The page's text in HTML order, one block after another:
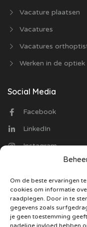
Om de beste ervaringen
cookies om informatie
raadplegen. Door in te
gegevens zoals
je geen toestemming
nadelige invloed hebben
Vacature plaatsen
Vacatures
Vacatures
Werken in de optiek
Social Media
Facebook
LinkedIn
Instagram
Optiekvacatures.nl
Trasmolenlaan 12
3447 GZ Woerden